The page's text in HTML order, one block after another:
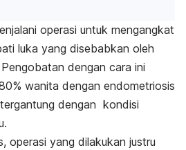
operasi untuk mengangkat
luka yang disebabkan oleh
dengan cara ini
wanita dengan endometriosis
dengan kondisi
operasi yang dilakukan justru